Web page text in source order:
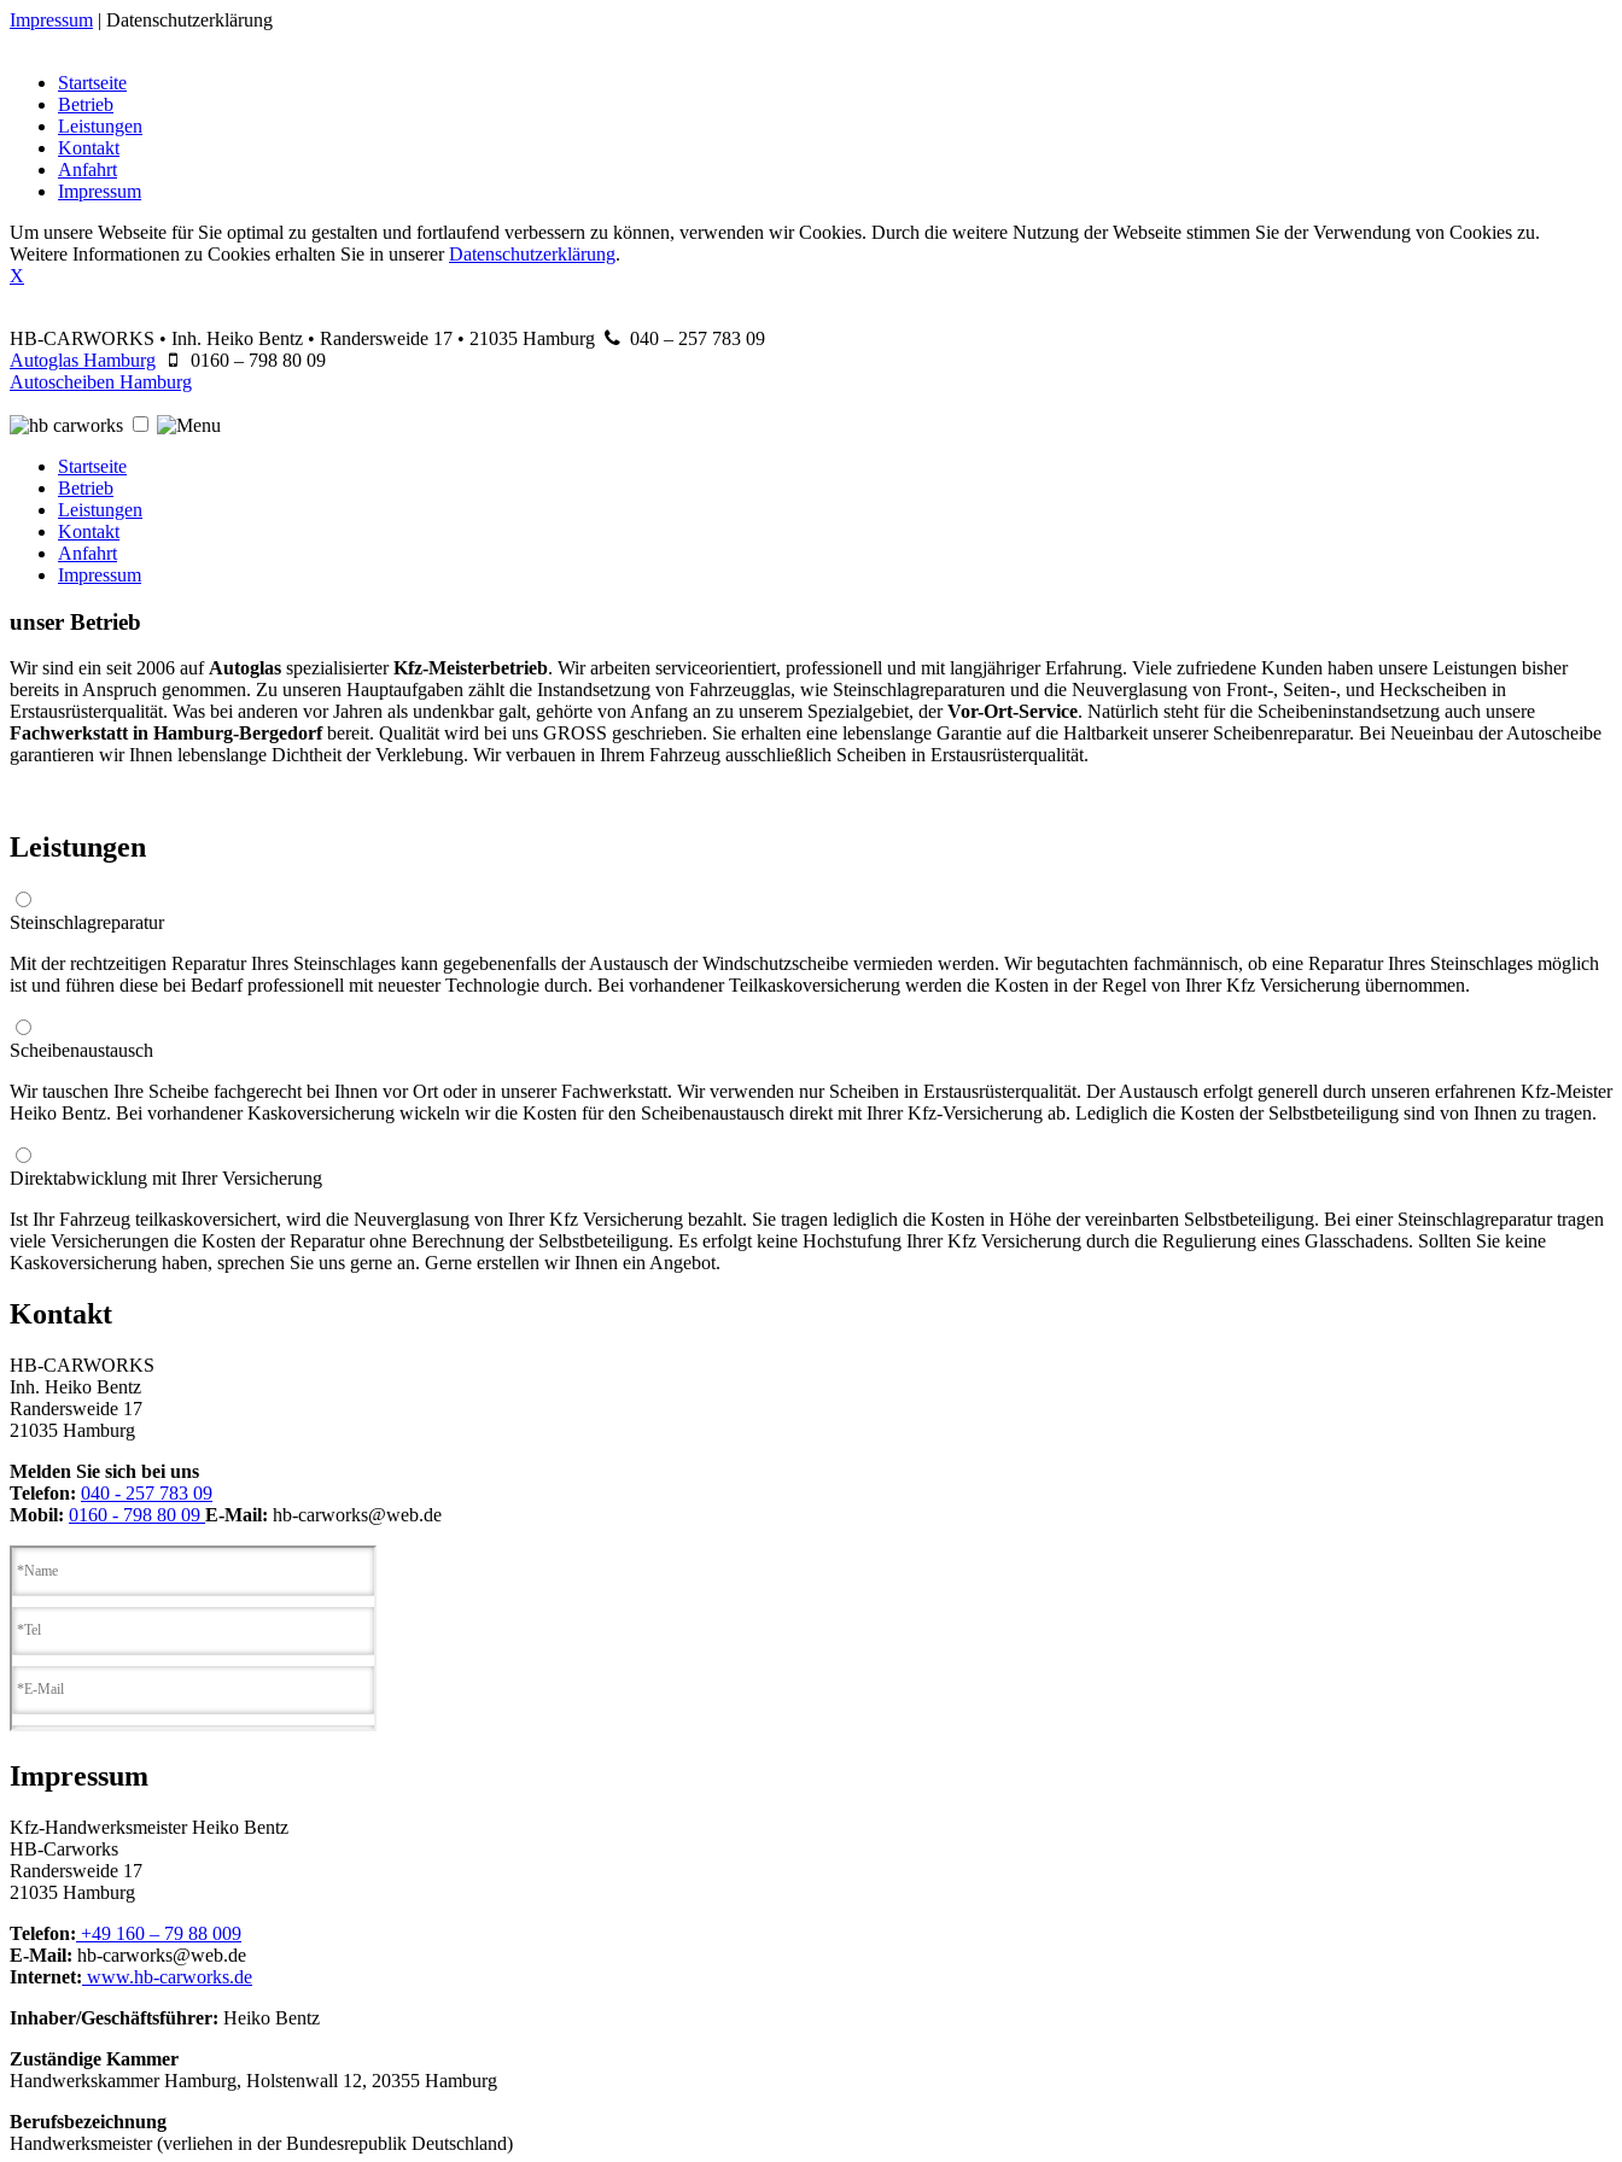
Impressum | Datenschutzerklärung
Startseite
Betrieb
Leistungen
Kontakt
Anfahrt
Impressum
Um unsere Webseite für Sie optimal zu gestalten und fortlaufend verbessern zu können, verwenden wir Cookies. Durch die weitere Nutzung der Webseite stimmen Sie der Verwendung von Cookies zu.
Weitere Informationen zu Cookies erhalten Sie in unsererDatenschutzerklärung.
X
HB-CARWORKS • Inh. Heiko Bentz • Randersweide 17 • 21035 Hamburg
040 – 257 783 09
Autoglas Hamburg
0160 – 798 80 09
Autoscheiben Hamburg
Startseite
Betrieb
Leistungen
Kontakt
Anfahrt
Impressum
unser Betrieb
Wir sind ein seit 2006 aufAutoglas spezialisierterKfz-Meisterbetrieb. Wir arbeiten serviceorientiert, professionell und mit langjähriger Erfahrung. Viele zufriedene Kunden haben unsere Leistungen bisher
bereits in Anspruch genommen. Zu unseren Hauptaufgaben zählt die Instandsetzung von Fahrzeugglas, wie Steinschlagreparaturen und die Neuverglasung von Front-, Seiten-, und Heckscheiben in
Erstausrüsterqualität. Was bei anderen vor Jahren als undenkbar galt, gehörte von Anfang an zu unserem Spezialgebiet, derVor-Ort-Service. Natürlich steht für die Scheibeninstandsetzung auch unsere
Fachwerkstatt in Hamburg-Bergedorfbereit. Qualität wird bei uns GROSS geschrieben. Sie erhalten eine lebenslange Garantie auf die Haltbarkeit unserer Scheibenreparatur. Bei Neueinbau der Autoscheibe
garantieren wir Ihnen lebenslange Dichtheit der Verklebung. Wir verbauen in Ihrem Fahrzeug ausschließlich Scheiben in Erstausrüsterqualität.
Leistungen
Steinschlagreparatur
Mit der rechtzeitigen Reparatur Ihres Steinschlages kann gegebenenfalls der Austausch der Windschutzscheibe vermieden werden. Wir begutachten fachmännisch, ob eine Reparatur Ihres Steinschlages möglich
ist und führen diese bei Bedarf professionell mit neuester Technologie durch. Bei vorhandener Teilkaskoversicherung werden die Kosten in der Regel von Ihrer Kfz Versicherung übernommen.
Scheibenaustausch
Wir tauschen Ihre Scheibe fachgerecht bei Ihnen vor Ort oder in unserer Fachwerkstatt. Wir verwenden nur Scheiben in Erstausrüsterqualität. Der Austausch erfolgt generell durch unseren erfahrenen Kfz-Meister
Heiko Bentz. Bei vorhandener Kaskoversicherung wickeln wir die Kosten für den Scheibenaustausch direkt mit Ihrer Kfz-Versicherung ab. Lediglich die Kosten der Selbstbeteiligung sind von Ihnen zu tragen.
Direktabwicklung mit Ihrer Versicherung
Ist Ihr Fahrzeug teilkaskoversichert, wird die Neuverglasung von Ihrer Kfz Versicherung bezahlt. Sie tragen lediglich die Kosten in Höhe der vereinbarten Selbstbeteiligung. Bei einer Steinschlagreparatur tragen
viele Versicherungen die Kosten der Reparatur ohne Berechnung der Selbstbeteiligung. Es erfolgt keine Hochstufung Ihrer Kfz Versicherung durch die Regulierung eines Glasschadens. Sollten Sie keine
Kaskoversicherung haben, sprechen Sie uns gerne an. Gerne erstellen wir Ihnen ein Angebot.
Kontakt
HB-CARWORKS
Inh. Heiko Bentz
Randersweide 17
21035 Hamburg
Melden Sie sich bei uns
Telefon: 040 - 257 783 09
Mobil: 0160 - 798 80 09 E-Mail: hb-carworks@web.de
Impressum
Kfz-Handwerksmeister Heiko Bentz
HB-Carworks
Randersweide 17
21035 Hamburg
Telefon: +49 160 – 79 88 009
E-Mail: hb-carworks@web.de
Internet: www.hb-carworks.de
Inhaber/Geschäftsführer: Heiko Bentz
Zuständige Kammer
Handwerkskammer Hamburg, Holstenwall 12, 20355 Hamburg
Berufsbezeichnung
Handwerksmeister (verliehen in der Bundesrepublik Deutschland)